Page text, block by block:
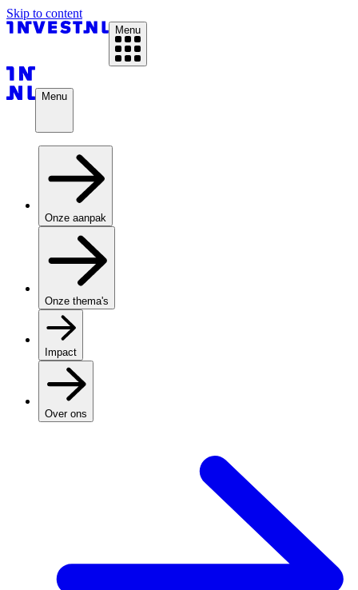
Skip to content
Menu
Menu
Onze aanpak
Onze thema's
Impact
Over ons